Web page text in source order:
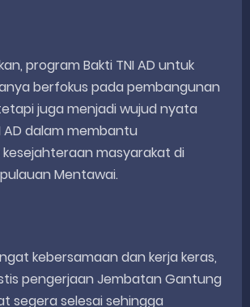
program Bakti TNI AD untuk
berfokus pada pembangunan
juga menjadi wujud nyata
AD dalam membantu
masyarakat di
Mentawai.
kebersamaan dan kerja keras,
pengerjaan Jembatan Gantung
segera selesai sehingga